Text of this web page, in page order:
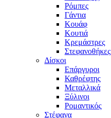
Ρόμπες
Γάντια
Κουάφ
Κουτιά
Κρεμάστρες
Στεφανοθήκες
Δίσκοι
Επάργυροι
Καθρέφτης
Μεταλλικά
Ξύλινοι
Ρομαντικός
Στέφανα